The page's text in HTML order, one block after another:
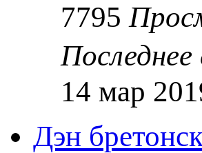
7795
14 мар
Дэн